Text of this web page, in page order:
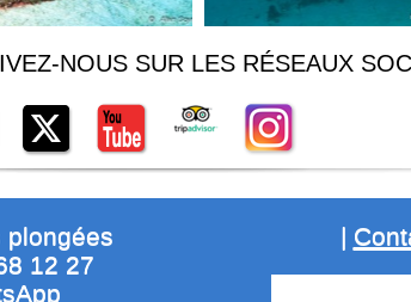
NOUS SUR LES RÉSEAUX
plongées
12 27
|